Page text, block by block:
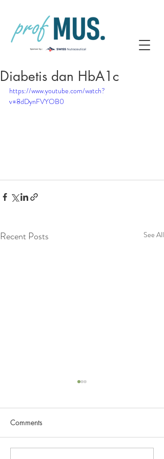
Diabetis dan HbA1c
https://www.youtube.com/watch?
v=8dDynFVYOB0
Recent Posts See All
Comments